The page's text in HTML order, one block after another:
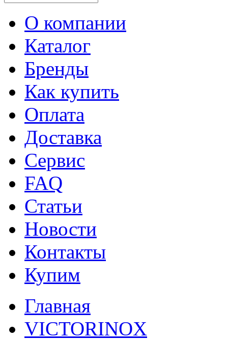
О компании
Каталог
Бренды
Как купить
Оплата
Доставка
Сервис
FAQ
Статьи
Новости
Контакты
Купим
Главная
VICTORINOX